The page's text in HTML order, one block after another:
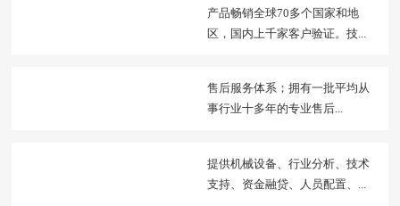
产品畅销全球70多个国家和地
区，国内上千家客户验证。技...
售后服务体系；拥有一批平均从
事行业十多年的专业售后...
提供机械设备、行业分析、技术
支持、资金融贷、人员配置、...